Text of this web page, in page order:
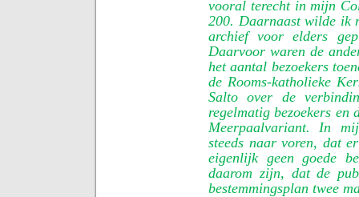
vooral terecht in mijn
200. Daarnaast wilde ik
archief voor elders
Daarvoor waren de
het aantal bezoekers
de Rooms-katholieke
Salto over de
regelmatig bezoekers en
Meerpaalvariant. In
steeds naar voren, dat
eigenlijk geen goede
daarom zijn, dat de
bestemmingsplan twee